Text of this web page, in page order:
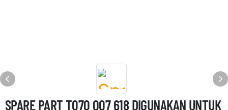
SPARE PART T070 007 618 DIGUNAKAN UNTUK